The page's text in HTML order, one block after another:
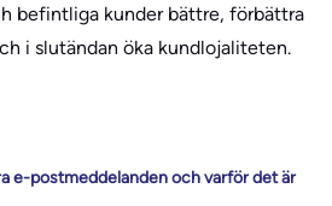
befintliga kunder bättre, förbättra
i slutändan öka kundlojaliteten.
e-postmeddelanden och varför det är